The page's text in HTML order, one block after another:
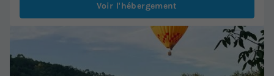
Voir l'hébergement